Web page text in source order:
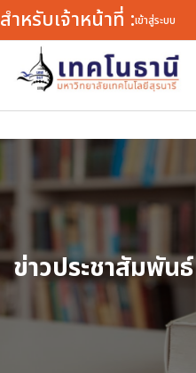
Warning: defined() expects
/var/www/html/tn/wp-
สำหรับเจ้าหน้าที่ :เข้าสู่ระบบ
ข่าวประชาสัมพันธ์